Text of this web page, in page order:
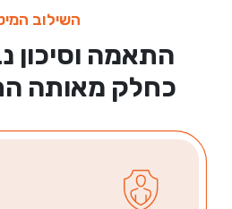
השילוב
התאמה וסיכון
כחלק מאותה